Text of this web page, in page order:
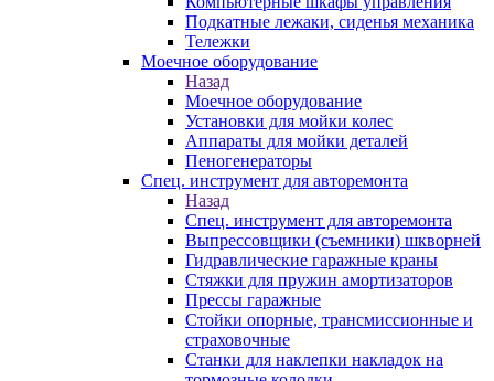
Подкатные лежаки, сиденья механика
Тележки
Моечное оборудование
Назад
Моечное оборудование
Установки для мойки колес
Аппараты для мойки деталей
Пеногенераторы
Спец. инструмент для авторемонта
Назад
Спец. инструмент для авторемонта
Выпрессовщики (съемники) шкворней
Гидравлические гаражные краны
Стяжки для пружин амортизаторов
Прессы гаражные
Стойки опорные, трансмиссионные и
страховочные
Станки для наклепки накладок на